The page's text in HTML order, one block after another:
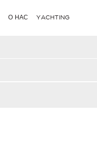
О НАС YACHTING